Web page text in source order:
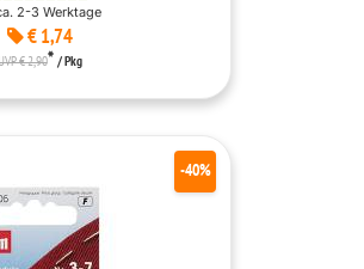
2-3 Werktage
€ 1,74
€ 2,90* / Pkg
-40%